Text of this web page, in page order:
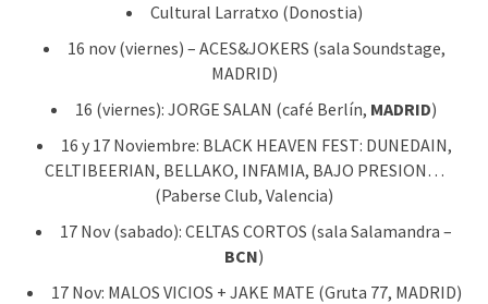
Cultural Larratxo (Donostia)
16 nov (viernes) – ACES&JOKERS (sala Soundstage,
MADRID)
16 (viernes): JORGE SALAN (café Berlín, MADRID)
16 y 17 Noviembre: BLACK HEAVEN FEST: DUNEDAIN,
CELTIBEERIAN, BELLAKO, INFAMIA, BAJO PRESION…
(Paberse Club, Valencia)
17 Nov (sabado): CELTAS CORTOS (sala Salamandra –
BCN)
17 Nov: MALOS VICIOS + JAKE MATE (Gruta 77, MADRID)